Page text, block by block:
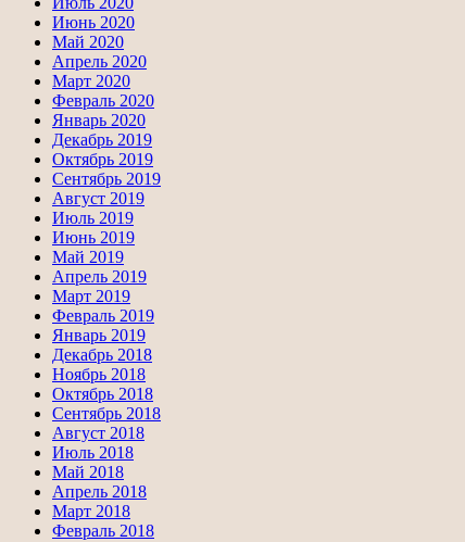
Июнь 2020
Май 2020
Апрель 2020
Март 2020
Февраль 2020
Январь 2020
Декабрь 2019
Октябрь 2019
Сентябрь 2019
Август 2019
Июль 2019
Июнь 2019
Май 2019
Апрель 2019
Март 2019
Февраль 2019
Январь 2019
Декабрь 2018
Ноябрь 2018
Октябрь 2018
Сентябрь 2018
Август 2018
Июль 2018
Май 2018
Апрель 2018
Март 2018
Февраль 2018